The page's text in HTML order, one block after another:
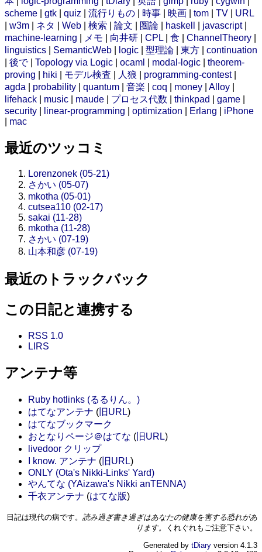
scheme
gtk quiz 流行りもの 時事 映画 tom TV
URL
w3m ネタ Web 検索 論文 圏論 haskell javascript|
machine-learning
メモ 向井研 CPL 食 ChannelTheory
linguistics
SemanticWeb logic 型理論 東方
continuation
後で| Topology via Logic ocaml modal-logic
theorem-
proving
hiki モデル検査 人狼 programming-contest|
agda
probability quantum 音楽 coq money Alloy
lifehack
music maude プロセス代数 thinkpad game
security
linear-programming optimization Erlang
iPhone
mac
最近のツッコミ
Lorenzonek (05-21)
さかい (05-07)
mkotha (05-01)
cutsea110 (02-17)
sakai (11-28)
mkotha (11-28)
さかい (07-19)
山本和彦 (07-19)
最近のトラックバック
この日記と連携する
RSS 1.0
LIRS
アンテナ等
Ruby hotlinks (るるりん。)
はてなアンテナ ( 旧URL)
はてなブックマーク
おとなりページ＠はてな ( 旧URL)
livedoor クリップ
I know. アンテナ ( 旧URL)
ONLY (Ota's Nikki-Links' Yard)
やんてな (YAizawa's Nikki anTENNA)
千衣アンテナ (はてな版)
日記は現代の病です。 読み過ぎ書き過ぎはあなたの健康を害する恐れがあ
ります。
くれぐれもご注意下さい。
Generated by tDiary version 4.1.3